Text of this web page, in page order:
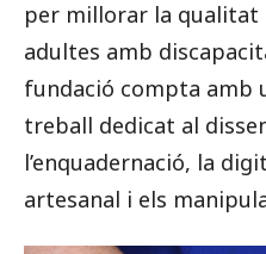
per millorar la qualitat
adultes amb
fundació compta amb
treball dedicat al
l’enquadernació, la
artesanal i els